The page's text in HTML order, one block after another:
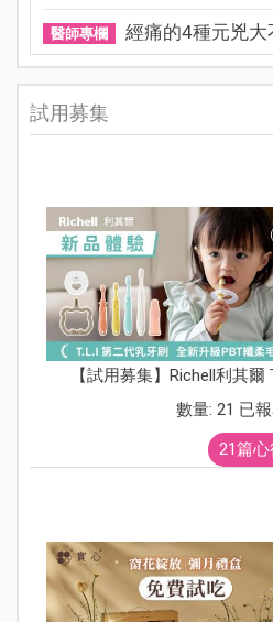
醫師專欄 經痛的4種元兇大
試用募集
【試用募集】Richell利其爾
數量: 21 已
21篇心